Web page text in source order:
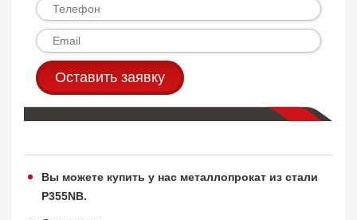
Оставить заявку
Вы можете купить у нас металлопрокат из стали
P355NB.